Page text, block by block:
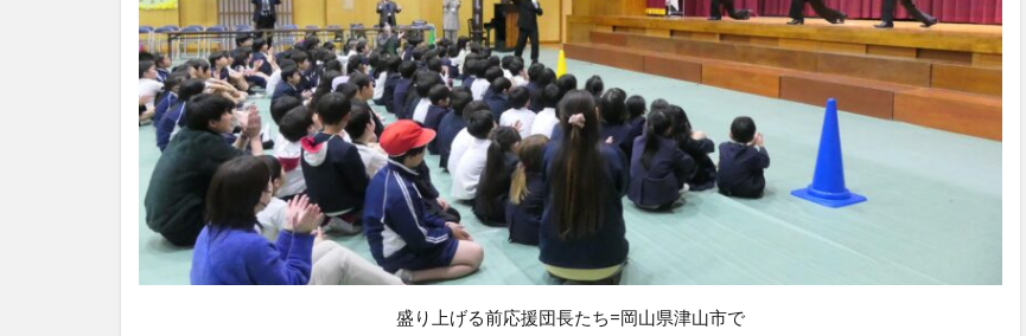
盛り上げる前応援団長たち=岡山県津山市で